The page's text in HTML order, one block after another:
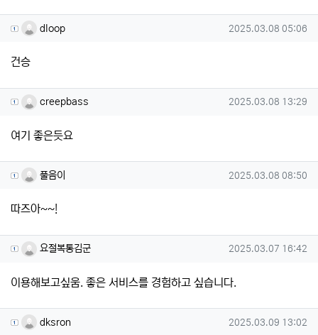
dloop님의 댓글
dloop 작성일
2025.03.08 05:06
건승
creepbass님의 댓글
creepbass 작성일
2025.03.08 13:29
여기 좋은듯요
풀음이님의 댓글
풀음이 작성일
2025.03.08 08:50
따즈아~~!
요절복통김군님의 댓글
요절복통김군 작성일
2025.03.07 16:42
이용해보고싶움. 좋은 서비스를 경험하고 싶습니다.
dksron님의 댓글
dksron 작성일
2025.03.09 13:02